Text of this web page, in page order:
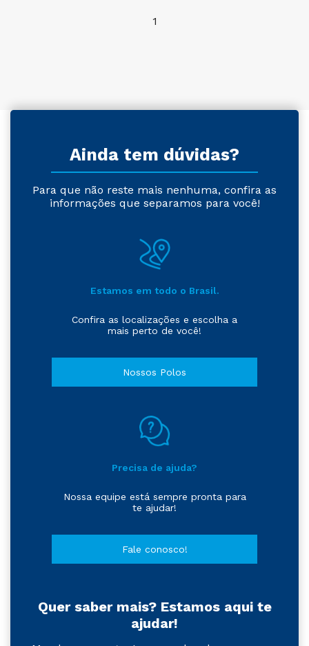
1
Ainda tem dúvidas?
Para que não reste mais nenhuma, confira as
informações que separamos para você!
Estamos em todo o Brasil.
Confira as localizações e escolha a
mais perto de você!
Nossos Polos
Precisa de ajuda?
Nossa equipe está sempre pronta para
te ajudar!
Fale conosco!
Quer saber mais? Estamos aqui te
ajudar!